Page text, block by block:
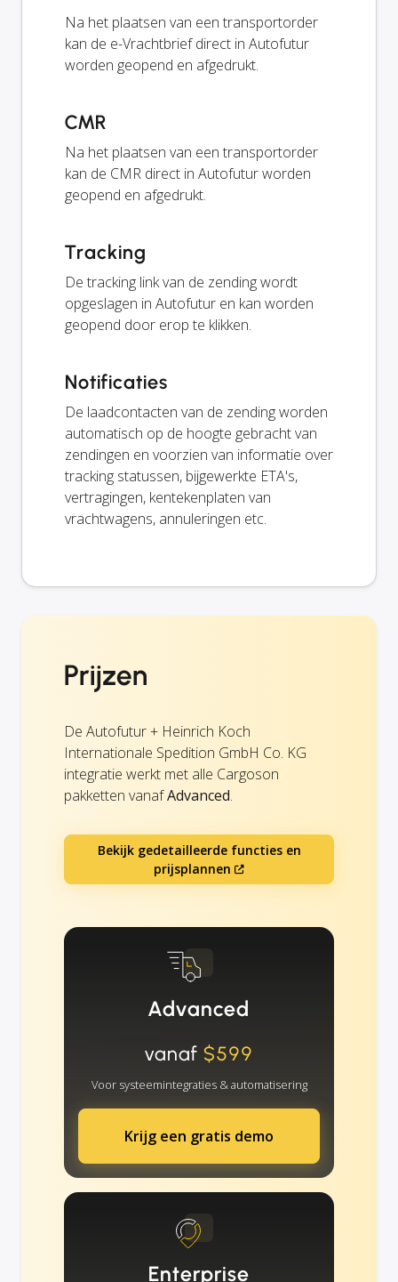
Na het plaatsen van een transportorder
kan de e-Vrachtbrief direct in Autofutur
worden geopend en afgedrukt.
CMR
Na het plaatsen van een transportorder
kan de CMR direct in Autofutur worden
geopend en afgedrukt.
Tracking
De tracking link van de zending wordt
opgeslagen in Autofutur en kan worden
geopend door erop te klikken.
Notificaties
De laadcontacten van de zending worden
automatisch op de hoogte gebracht van
zendingen en voorzien van informatie over
tracking statussen, bijgewerkte ETA's,
vertragingen, kentekenplaten van
vrachtwagens, annuleringen etc.
Prijzen
De Autofutur + Heinrich Koch
Internationale Spedition GmbH Co. KG
integratie werkt met alle Cargoson
pakketten vanafAdvanced.
Bekijk gedetailleerde functies en
prijsplannen
Advanced
vanaf $599
Voor systeemintegraties & automatisering
Krijg een gratis demo
Enterprise